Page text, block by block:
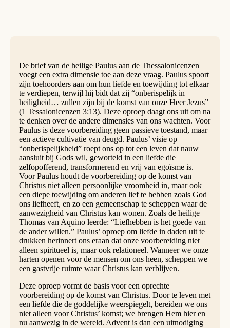
De brief van de heilige Paulus aan de Thessalonicenzen
voegt een extra dimensie toe aan deze vraag. Paulus spoort
zijn toehoorders aan om hun liefde en toewijding tot elkaar
te verdiepen, terwijl hij bidt dat zij “onberispelijk in
heiligheid… zullen zijn bij de komst van onze Heer Jezus”
(1 Tessalonicenzen 3:13). Deze oproep daagt ons uit om na
te denken over de andere dimensies van ons wachten. Voor
Paulus is deze voorbereiding geen passieve toestand, maar
een actieve cultivatie van deugd. Paulus’ visie op
“onberispelijkheid” roept ons op tot een leven dat nauw
aansluit bij Gods wil, geworteld in een liefde die
zelfopofferend, transformerend en vrij van egoïsme is.
Voor Paulus houdt de voorbereiding op de komst van
Christus niet alleen persoonlijke vroomheid in, maar ook
een diepe toewijding om anderen lief te hebben zoals God
ons liefheeft, en zo een gemeenschap te scheppen waar de
aanwezigheid van Christus kan wonen. Zoals de heilige
Thomas van Aquino leerde: “Liefhebben is het goede van
de ander willen.” Paulus’ oproep om liefde in daden uit te
drukken herinnert ons eraan dat onze voorbereiding niet
alleen spiritueel is, maar ook relationeel. Wanneer we onze
harten openen voor de mensen om ons heen, scheppen we
een gastvrije ruimte waar Christus kan verblijven.
Deze oproep vormt de basis voor een oprechte
voorbereiding op de komst van Christus. Door te leven met
een liefde die de goddelijke weerspiegelt, bereiden we ons
niet alleen voor Christus’ komst; we brengen Hem hier en
nu aanwezig in de wereld. Advent is dan een uitnodiging